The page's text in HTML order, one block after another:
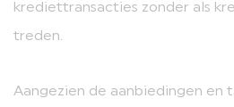
krediettransacties zonder als
treden.
Aangezien de aanbiedingen en